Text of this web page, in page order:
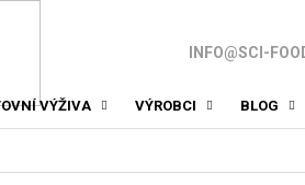
INFO@SCI-
VÝŽIVA VÝROBCI BLOG